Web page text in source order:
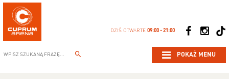
DZIŚ OTWARTE09:00 - 21:00
POKAŻ MENU